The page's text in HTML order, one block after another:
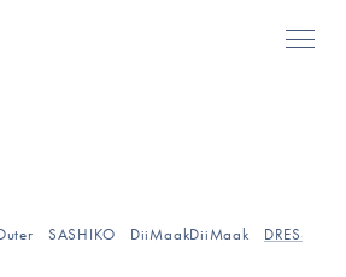
SASHIKO DiiMaakDiiMaak DRESSES/